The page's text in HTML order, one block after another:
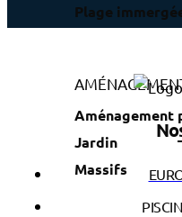
Plage
Aménagement
Jardin
Massifs